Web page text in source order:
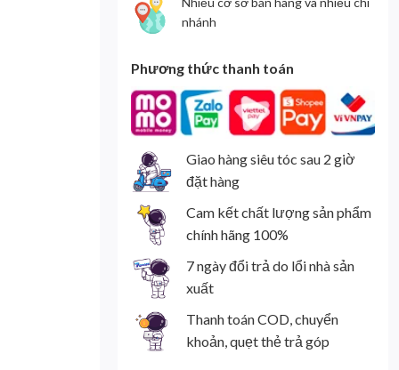
nhánh
Phương thức thanh toán
Giao hàng siêu tóc sau 2 giờ
đặt hàng
Cam kết chất lượng sản phẩm
chính hãng 100%
7 ngày đổi trả do lổi nhà sản
xuất
Thanh toán COD, chuyển
khoản, quẹt thẻ trả góp